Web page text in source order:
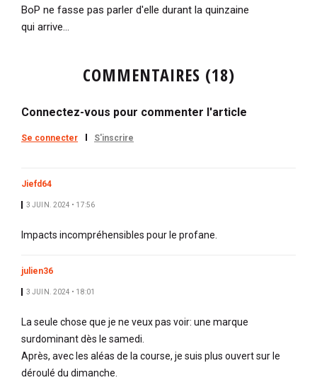
BoP ne fasse pas parler d'elle durant la quinzaine
qui arrive...
COMMENTAIRES (18)
Connectez-vous pour commenter l'article
Se connecter S'inscrire
Jiefd64
3 JUIN. 2024 • 17:56
Impacts incompréhensibles pour le profane.
julien36
3 JUIN. 2024 • 18:01
La seule chose que je ne veux pas voir: une marque
surdominant dès le samedi.
Après, avec les aléas de la course, je suis plus ouvert sur le
déroulé du dimanche.